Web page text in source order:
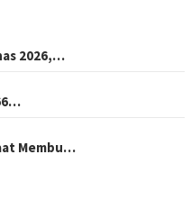
2026,…
Membu…